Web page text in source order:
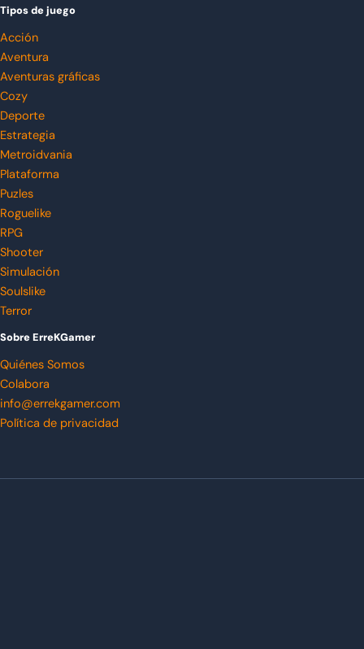
Tipos de juego
Acción
Aventura
Aventuras gráficas
Cozy
Deporte
Estrategia
Metroidvania
Plataforma
Puzles
Roguelike
RPG
Shooter
Simulación
Soulslike
Terror
Sobre ErreKGamer
Quiénes Somos
Colabora
info@errekgamer.com
Política de privacidad